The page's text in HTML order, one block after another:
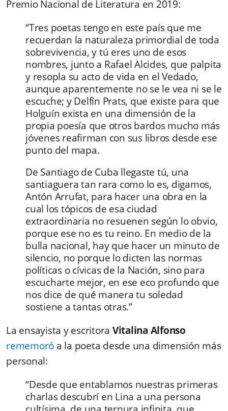
Premio Nacional de Literatura en 2019:
“Tres poetas tengo en este país que me
recuerdan la naturaleza primordial de toda
sobrevivencia, y tú eres uno de esos
nombres, junto a Rafael Alcides, que palpita
y resopla su acto de vida en el Vedado,
aunque aparentemente no se le vea ni se le
escuche; y Delfín Prats, que existe para que
Holguín exista en una dimensión de la
propia poesía que otros bardos mucho más
jóvenes reafirman con sus libros desde ese
punto del mapa.
De Santiago de Cuba llegaste tú, una
santiaguera tan rara como lo es, digamos,
Antón Arrufat, para hacer una obra en la
cual los tópicos de esa ciudad
extraordinaria no resuenen según lo obvio,
porque ese no es tu reino. En medio de la
bulla nacional, hay que hacer un minuto de
silencio, no porque lo dicten las normas
políticas o cívicas de la Nación, sino para
escucharte mejor, en ese eco profundo que
nos dice de qué manera tu soledad
sostiene a tantas otras.”
La ensayista y escritora Vitalina Alfonso
rememoró a la poeta desde una dimensión más
personal:
“Desde que entablamos nuestras primeras
charlas descubrí en Lina a una persona